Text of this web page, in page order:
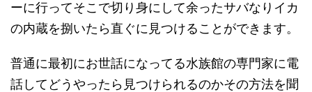
ーに行ってそこで切り身にして余ったサバなりイカ
の内蔵を捌いたら直ぐに見つけることができます。
普通に最初にお世話になってる水族館の専門家に電
話してどうやったら見つけられるのかその方法を聞